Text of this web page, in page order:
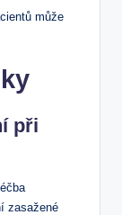
může
při
zasažené